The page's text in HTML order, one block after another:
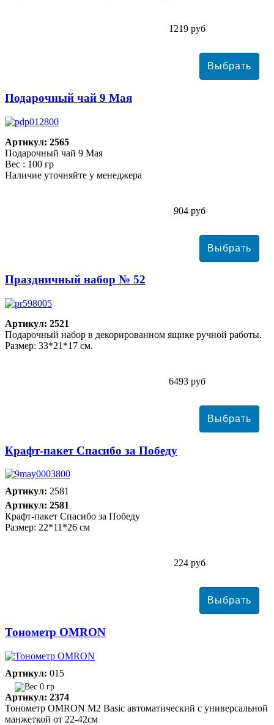
1219 руб
Подарочный чай 9 Мая
Артикул: 2565
Подарочный чай 9 Мая
Вес : 100 гр
Наличие уточняйте у менеджера
904 руб
Праздничный набор № 52
Артикул: 2521
Подарочный набор в декорированном ящике ручной работы.
Размер: 33*21*17 см.
6493 руб
Крафт-пакет Спасибо за Победу
Артикул: 2581
Артикул: 2581
Крафт-пакет Спасибо за Победу
Размер: 22*11*26 см
224 руб
Тонометр ОMRON
Артикул: 015
0 гр
Артикул: 2374
Тонометр ОMRON M2 Basic автоматический с универсальной
манжеткой от 22-42см